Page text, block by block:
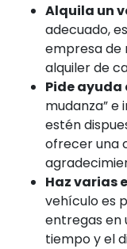
Alquila un
adecuado,
empresa de
alquiler de
Pide ayuda
mudanza” e
estén
ofrecer una
Haz varias
vehículo es
entregas en
tiempo y el